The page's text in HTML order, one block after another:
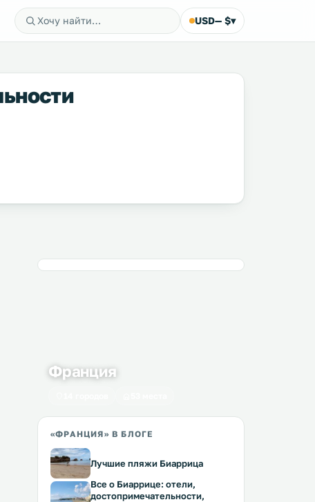
USD— $▾
Франция
«ФРАНЦИЯ» В БЛОГЕ
Лучшие пляжи Биаррица
Все о Биаррице: отели,
достопримечательности,